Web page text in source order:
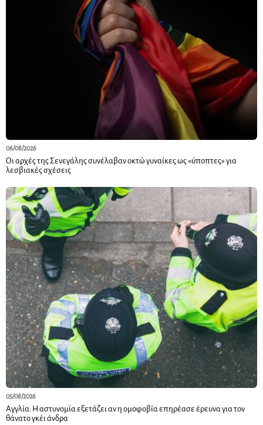
06/08/2026
Οι αρχές της Σενεγάλης συνέλαβαν οκτώ γυναίκες ως «ύποπτες» για
λεσβιακές σχέσεις
05/08/2026
Αγγλία: Η αστυνομία εξετάζει αν η ομοφοβία επηρέασε έρευνα για τον
θάνατο γκέι άνδρα